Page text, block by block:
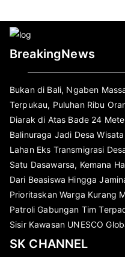
BreakingNews
Bukan di Bali, Ngaben
Terpukau, Puluhan Ribu
Diarak di Atas Bade 24
Balinuraga Jadi Desa
Lahan Eks Transmigrasi
Satu Dasawarsa, Kemana
Dari Beasiswa Hingga
Prioritaskan Warga Kurang
Patroli Gabungan Tim
Sisir Kawasan UNESCO
SK CHANNEL